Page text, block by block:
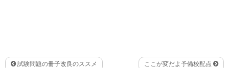
試験問題の冊子改良のススメ ここが変だよ予備校配点